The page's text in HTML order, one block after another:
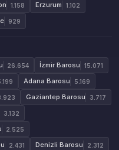
1.158 Erzurum 1.102
929
26.654 İzmir Barosu 15.071
Adana Barosu 5.169
Gaziantep Barosu 3.717
3.132
2.525
2.431 Denizli Barosu 2.312